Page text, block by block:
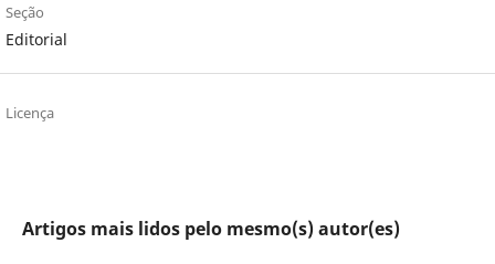
Seção
Editorial
Licença
Artigos mais lidos pelo mesmo(s) autor(es)